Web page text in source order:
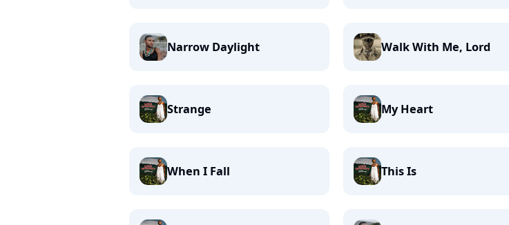
Narrow Daylight Walk With Me, Lord
Strange My Heart
When I Fall This Is